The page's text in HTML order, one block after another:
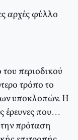
αρχές φύλλο
περιοδικού
τρόπο το
υποκλοπών. Η
έρευνες που…
την πρόταση